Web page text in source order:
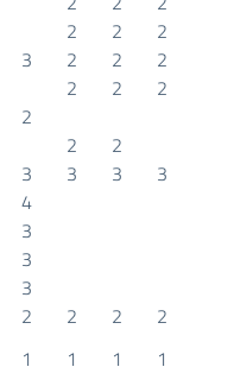
2 2
2
3 2 2
2
2 2
2
2
2
2
3 3 3
3
4
3
3
3
2 2 2
2
1 1 1
1